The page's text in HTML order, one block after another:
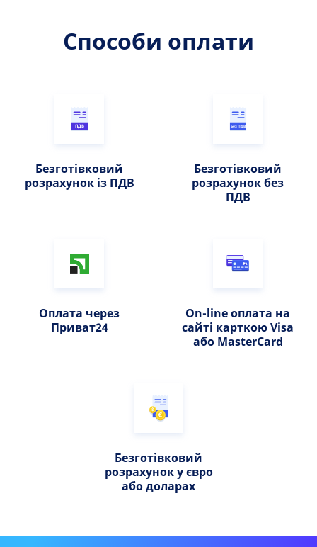
Способи оплати
ПДВ
Безготівковий
розрахунок із ПДВ
Без ПДВ
Безготівковий
розрахунок без
ПДВ
Оплата через
Приват24
Оn-line оплата на
сайті карткою Visa
або MasterCard
Безготівковий
розрахунок у євро
або доларах